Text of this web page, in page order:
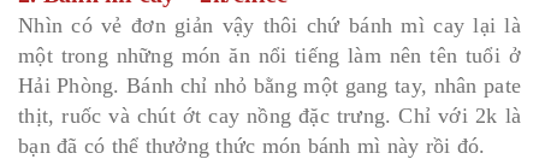
Nhìn có vẻ đơn giản vậy thôi chứ bánh mì cay lại là
một trong những món ăn nổi tiếng làm nên tên tuổi ở
Hải Phòng. Bánh chỉ nhỏ bằng một gang tay, nhân pate
thịt, ruốc và chút ớt cay nồng đặc trưng. Chỉ với 2k là
bạn đã có thể thưởng thức món bánh mì này rồi đó.